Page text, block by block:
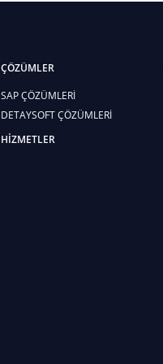
ÇÖZÜMLER
SAP ÇÖZÜMLERİ
DETAYSOFT ÇÖZÜMLERİ
HİZMETLER